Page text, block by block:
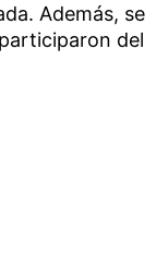
Además, se
del